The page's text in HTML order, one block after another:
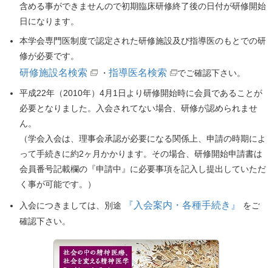
含める事ができませんので初期臨床研修終了後の日付が研修開始
日になります。
本学会専門医制度で認定された研修施設及び指導医のもとでの研
修が必要です。
研修施設名検索 ・ 指導医名検索 でご確認下さい。
平成22年（2010年）4月1日より研修開始時に会員であることが
必要となりました。入会されてない場合、研修が認められませ
ん。
（学会入会は、理事会承認が必要になる関係上、申請の時期によ
って手続きに約2ヶ月かかります。その場合、研修開始申請書は
会員番号記載欄の『申請中』に必要事項を記入し提出していただ
く事が可能です。）
入会につきましては、別途 『入会案内・各種手続き』
をご
確認下さい。